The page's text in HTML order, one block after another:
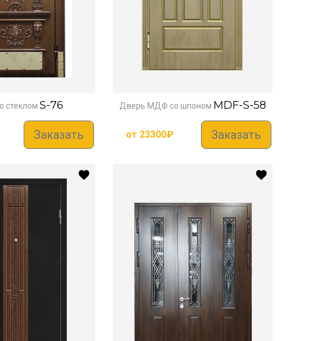
стеклом S-76
Заказать
Дверь МДФ со шпоном MDF-S-58
от 23300₽ Заказать